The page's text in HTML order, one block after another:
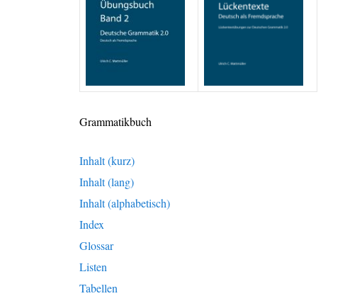
Grammatikbuch
Inhalt (kurz)
Inhalt (lang)
Inhalt (alphabetisch)
Index
Glossar
Listen
Tabellen